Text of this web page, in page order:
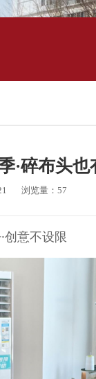
·碎布头
浏览量： 57
创意不设限